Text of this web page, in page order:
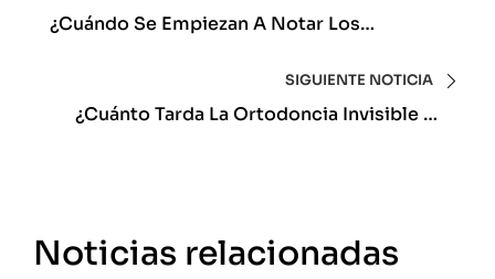
¿Cuándo Se Empiezan A Notar Los
Descubre Lo Que Nadie Te CuentaSIGUIENTE NOTICIA
¿Cuánto Tarda La Ortodoncia Invisible En
Noticias relacionadas